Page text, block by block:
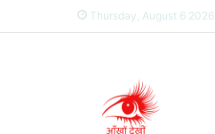
Thursday, August 6 2026